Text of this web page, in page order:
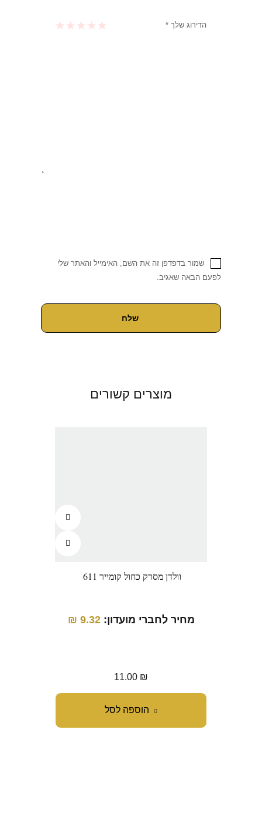
הדירוג שלך * 1 מתוך 5 כוכבים 2 מתוך 5 כוכבים 3 מתוך 5 כוכבים 4 מתוך 5 כוכבים
שמור בדפדפן זה את השם, האימייל והאתר שלי
לפעם הבאה שאגיב.
מוצרים קשורים
הוספה לסל
וולדן מסרק כחול קומייר 611
מחיר לחברי מועדון: 9.32
₪
11.00 ₪